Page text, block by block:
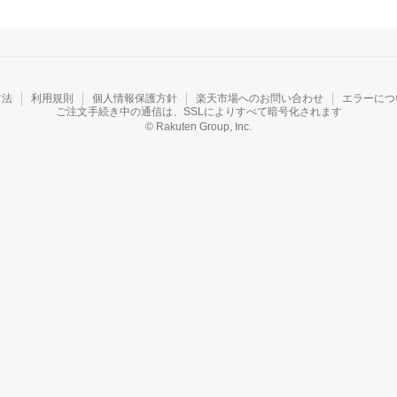
利用規則 個人情報保護方針 楽天市場へのお問い合わせ
エラーに
ご注文手続き中の通信は、SSLによりすべて暗号化されます
© Rakuten Group, Inc.